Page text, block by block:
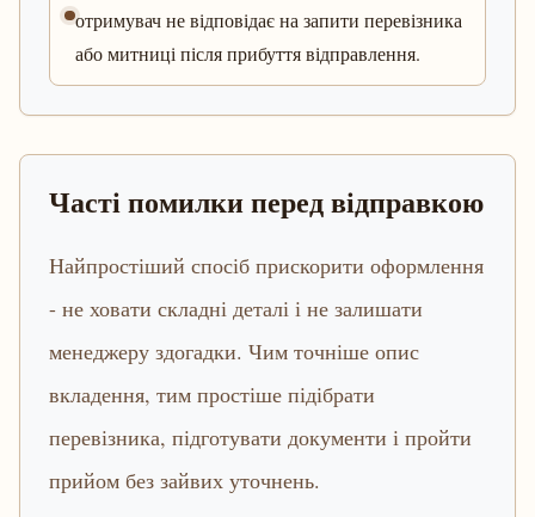
отримувач не відповідає на запити перевізника
або митниці після прибуття відправлення.
Часті помилки перед відправкою
Найпростіший спосіб прискорити оформлення
- не ховати складні деталі і не залишати
менеджеру здогадки. Чим точніше опис
вкладення, тим простіше підібрати
перевізника, підготувати документи і пройти
прийом без зайвих уточнень.